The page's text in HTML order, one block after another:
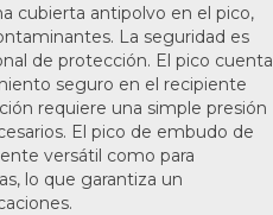
cubierta antipolvo en el pico,
La seguridad es
de protección. El pico cuenta
seguro en el recipiente
requiere una simple presión
El pico de embudo de
versátil como para
lo que garantiza un